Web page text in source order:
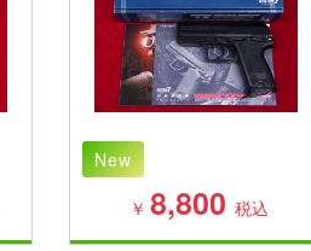
New
￥ 8,800 税込